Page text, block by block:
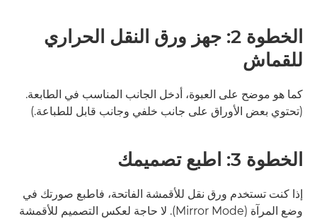
الخطوة 2: جهز ورق النقل الحراري
للقماش
كما هو موضح على العبوة، أدخل الجانب المناسب في الطابعة.
(تحتوي بعض الأوراق على جانب خلفي وجانب قابل للطباعة.)
الخطوة 3: اطبع تصميمك
إذا كنت تستخدم ورق نقل للأقمشة الفاتحة، فاطبع صورتك في
وضع المرآة (Mirror Mode). لا حاجة لعكس التصميم للأقمشة